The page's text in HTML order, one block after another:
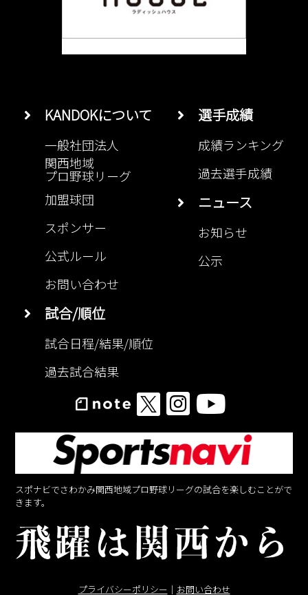
KANDOKについて
一般社団法人
関西地域
プロ野球リーグ
加盟球団
スポンサー
公式ルール
お問い合わせ
試合/順位
試合日程/結果/順位
過去試合結果
選手成績
成績ランキング
過去選手成績
ニュース
お知らせ
公示
スポナビでさわかみ関西地域プロ野球リーグの試合を楽しむことがで
きます。
プライバシーポリシー ｜ お問い合わせ